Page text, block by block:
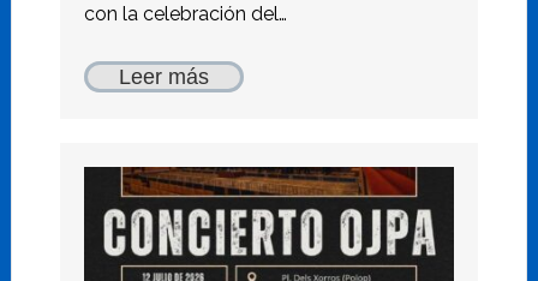
con la celebración del…
Leer más